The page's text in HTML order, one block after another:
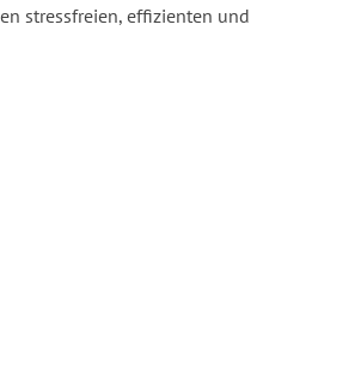
stressfreien, effizienten und